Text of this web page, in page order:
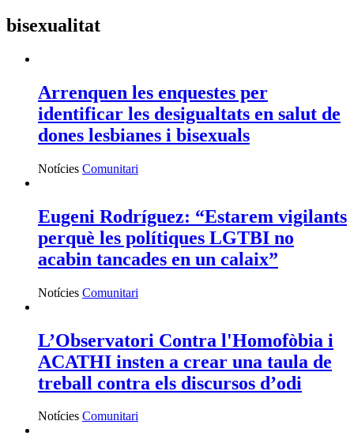
bisexualitat
Arrenquen les enquestes per
identificar les desigualtats en salut de
dones lesbianes i bisexuals
Notícies Comunitari
Eugeni Rodríguez: “Estarem vigilants
perquè les polítiques LGTBI no
acabin tancades en un calaix”
Notícies Comunitari
L’Observatori Contra l'Homofòbia i
ACATHI insten a crear una taula de
treball contra els discursos d’odi
Notícies Comunitari